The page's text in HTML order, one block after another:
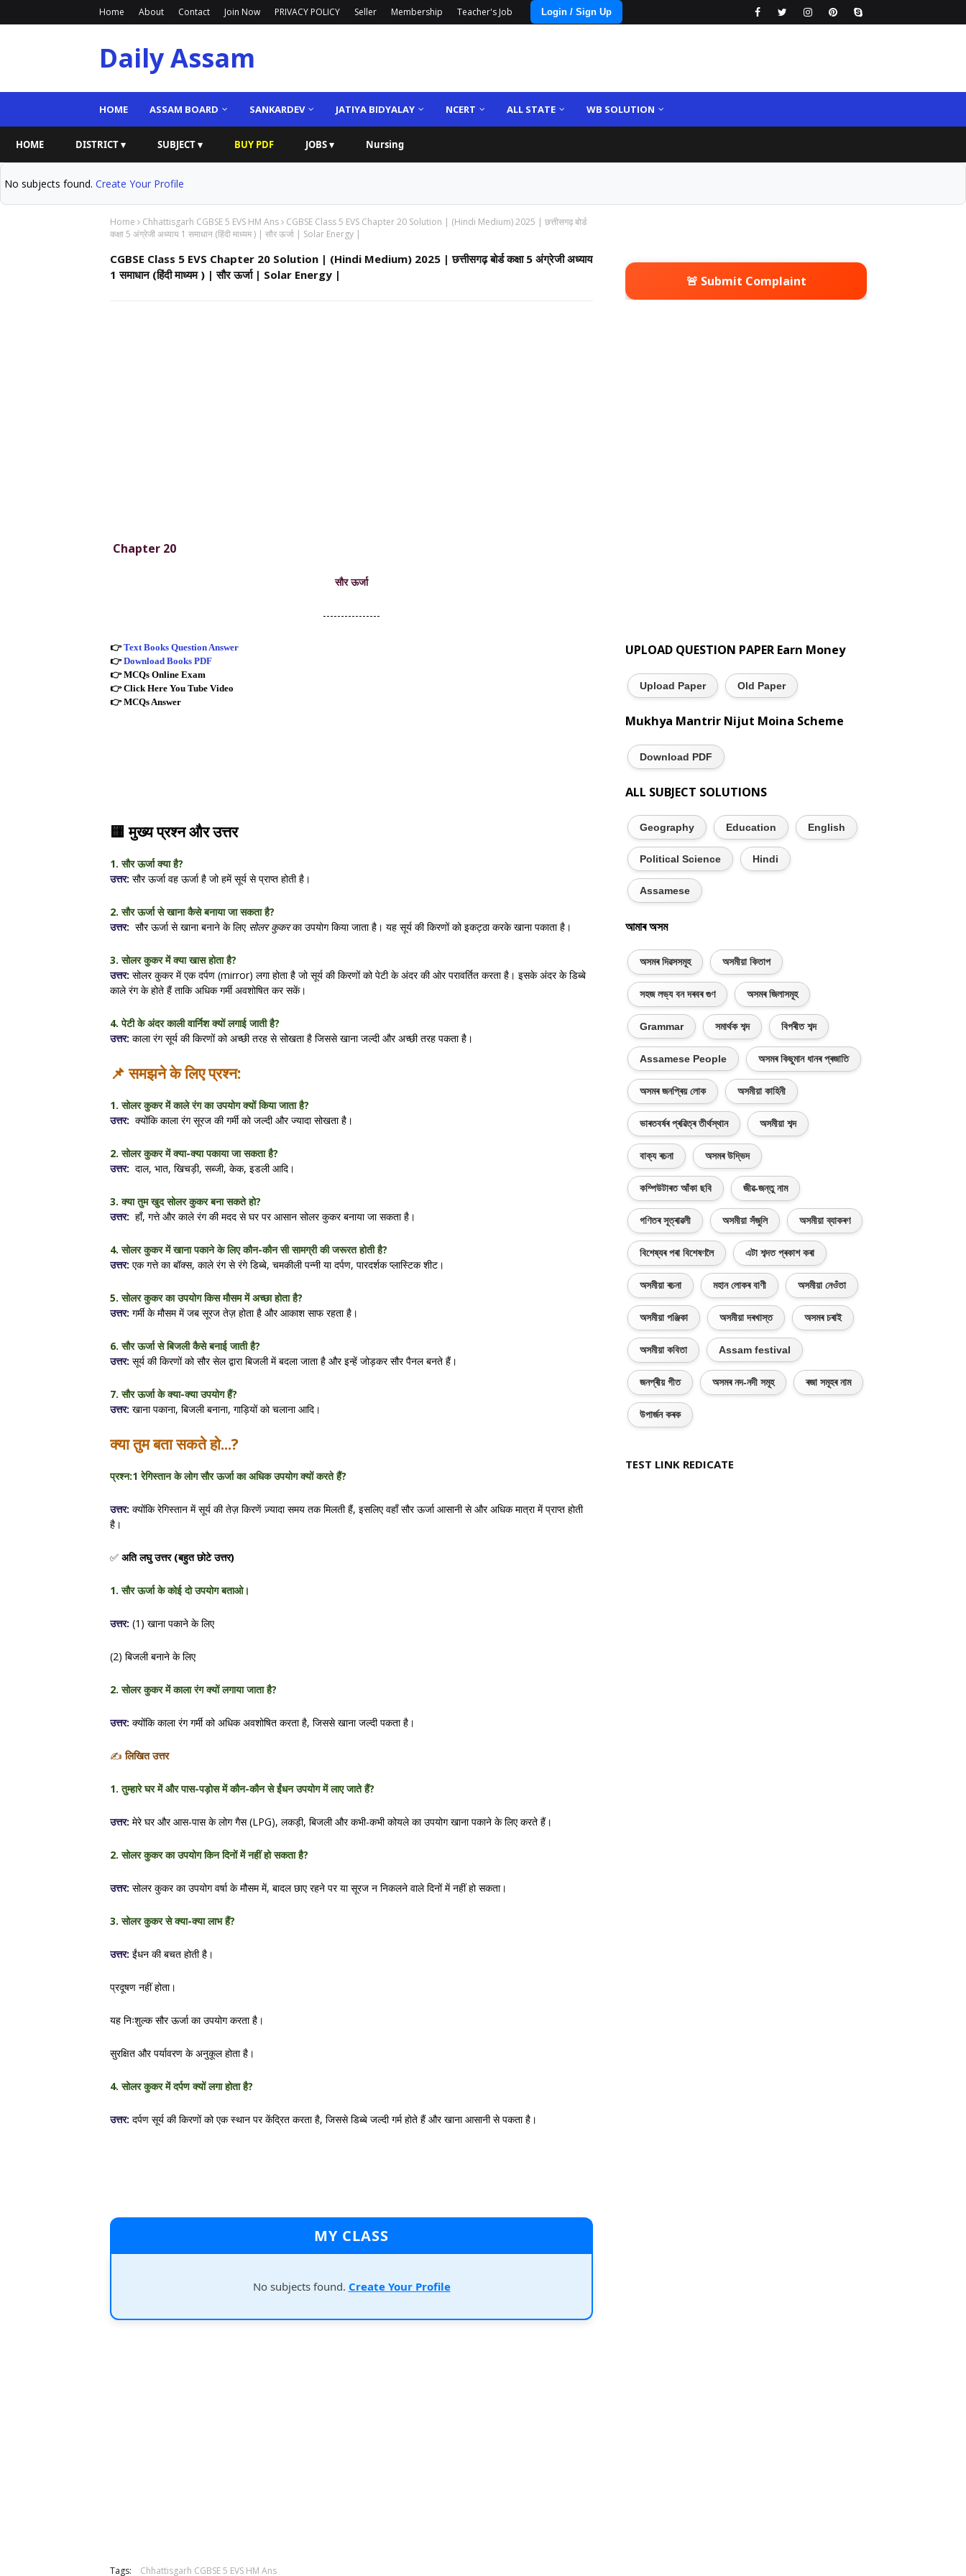
Home About Contact Join Now PRIVACY POLICY Seller Membership Teacher's Job Login / Sign Up
Daily Assam
HOME ASSAM BOARD SANKARDEV JATIYA BIDYALAY NCERT ALL STATE WB SOLUTION
HOME DISTRICT ▾ SUBJECT ▾ BUY PDF JOBS ▾ Nursing
No subjects found. Create Your Profile
Home Chhattisgarh CGBSE 5 EVS HM Ans
CGBSE Class 5 EVS Chapter 20 Solution | (Hindi Medium) 2025 | छत्तीसगढ़ बोर्ड
कक्षा 5 अंग्रेजी अध्याय 1 समाधान (हिंदी माध्यम ) | सौर ऊर्जा | Solar Energy |
CGBSE Class 5 EVS Chapter 20 Solution | (Hindi Medium) 2025 | छत्तीसगढ़ बोर्ड कक्षा 5 अंग्रेजी अध्याय
1 समाधान (हिंदी माध्यम ) | सौर ऊर्जा | Solar Energy |
Chapter 20
सौर ऊर्जा
----------------
👉 Text Books Question Answer
👉 Download Books PDF
👉MCQs Online Exam
👉Click Here You Tube Video
👉MCQs Answer
🟨मुख्य प्रश्न और उत्तर
1. सौर ऊर्जा क्या है?
उत्तर: सौर ऊर्जा वह ऊर्जा है जो हमें सूर्य से प्राप्त होती है।
2. सौर ऊर्जा से खाना कैसे बनाया जा सकता है?
उत्तर: सौर ऊर्जा से खाना बनाने के लिए सोलर कुकरका उपयोग किया जाता है। यह सूर्य की किरणों को इकट्ठा करके खाना पकाता है।
3. सोलर कुकर में क्या खास होता है?
उत्तर: सोलर कुकर में एक दर्पण (mirror) लगा होता है जो सूर्य की किरणों को पेटी के अंदर की ओर परावर्तित करता है। इसके अंदर के डिब्बे
काले रंग के होते हैं ताकि अधिक गर्मी अवशोषित कर सकें।
4. पेटी के अंदर काली वार्निश क्यों लगाई जाती है?
उत्तर: काला रंग सूर्य की किरणों को अच्छी तरह से सोखता है जिससे खाना जल्दी और अच्छी तरह पकता है।
📌 समझने के लिए प्रश्न:
1. सोलर कुकर में काले रंग का उपयोग क्यों किया जाता है?
उत्तर: क्योंकि काला रंग सूरज की गर्मी को जल्दी और ज्यादा सोखता है।
2. सोलर कुकर में क्या-क्या पकाया जा सकता है?
उत्तर: दाल, भात, खिचड़ी, सब्जी, केक, इडली आदि।
3. क्या तुम खुद सोलर कुकर बना सकते हो?
उत्तर: हाँ, गत्ते और काले रंग की मदद से घर पर आसान सोलर कुकर बनाया जा सकता है।
4. सोलर कुकर में खाना पकाने के लिए कौन-कौन सी सामग्री की जरूरत होती है?
उत्तर: एक गत्ते का बॉक्स, काले रंग से रंगे डिब्बे, चमकीली पन्नी या दर्पण, पारदर्शक प्लास्टिक शीट।
5. सोलर कुकर का उपयोग किस मौसम में अच्छा होता है?
उत्तर: गर्मी के मौसम में जब सूरज तेज़ होता है और आकाश साफ रहता है।
6. सौर ऊर्जा से बिजली कैसे बनाई जाती है?
उत्तर: सूर्य की किरणों को सौर सेल द्वारा बिजली में बदला जाता है और इन्हें जोड़कर सौर पैनल बनते हैं।
7. सौर ऊर्जा के क्या-क्या उपयोग हैं?
उत्तर: खाना पकाना, बिजली बनाना, गाड़ियों को चलाना आदि।
क्या तुम बता सकते हो...?
प्रश्न:1रेगिस्तान के लोग सौर ऊर्जा का अधिक उपयोग क्यों करते हैं?
उत्तर: क्योंकि रेगिस्तान में सूर्य की तेज़ किरणें ज़्यादा समय तक मिलती हैं, इसलिए वहाँ सौर ऊर्जा आसानी से और अधिक मात्रा में प्राप्त होती
है।
✅ अति लघु उत्तर (बहुत छोटे उत्तर)
1. सौर ऊर्जा के कोई दो उपयोग बताओ।
उत्तर: (1) खाना पकाने के लिए
(2) बिजली बनाने के लिए
2. सोलर कुकर में काला रंग क्यों लगाया जाता है?
उत्तर: क्योंकि काला रंग गर्मी को अधिक अवशोषित करता है, जिससे खाना जल्दी पकता है।
✍️लिखित उत्तर
1. तुम्हारे घर में और पास-पड़ोस में कौन-कौन से ईंधन उपयोग में लाए जाते हैं?
उत्तर: मेरे घर और आस-पास के लोग गैस (LPG), लकड़ी, बिजली और कभी-कभी कोयले का उपयोग खाना पकाने के लिए करते हैं।
2. सोलर कुकर का उपयोग किन दिनों में नहीं हो सकता है?
उत्तर: सोलर कुकर का उपयोग वर्षा के मौसम में, बादल छाए रहने पर या सूरज न निकलने वाले दिनों में नहीं हो सकता।
3. सोलर कुकर से क्या-क्या लाभ हैं?
उत्तर: ईंधन की बचत होती है।
प्रदूषण नहीं होता।
यह निःशुल्क सौर ऊर्जा का उपयोग करता है।
सुरक्षित और पर्यावरण के अनुकूल होता है।
4. सोलर कुकर में दर्पण क्यों लगा होता है?
उत्तर: दर्पण सूर्य की किरणों को एक स्थान पर केंद्रित करता है, जिससे डिब्बे जल्दी गर्म होते हैं और खाना आसानी से पकता है।
MY CLASS
No subjects found. Create Your Profile
Tags: Chhattisgarh CGBSE 5 EVS HM Ans
🚨 Submit Complaint
UPLOAD QUESTION PAPER Earn Money
Upload Paper Old Paper
Mukhya Mantrir Nijut Moina Scheme
Download PDF
ALL SUBJECT SOLUTIONS
Geography Education English
Political Science Hindi
Assamese
আমাৰ অসম
অসমৰ দিৱসসমূহ অসমীয়া কিতাপ
সহজ লভ্য বন দৰবৰ গুণ অসমৰ জিলাসমূহ
Grammar সমাৰ্থক শব্দ বিপৰীত শব্দ
Assamese People অসমৰ কিছুমান ধানৰ প্ৰজাতি
অসমৰ জনপ্ৰিয় লোক অসমীয়া কাহিনী
ভাৰতবৰ্ষৰ প্ৰৱিত্ৰ তীৰ্থস্থান অসমীয়া শব্দ
বাক্য ৰচনা অসমৰ উদ্ভিদ
কম্পিউটাৰত আঁকা ছবি জীৱ-জন্তু নাম
গণিতৰ সূত্ৰাৱলী অসমীয়া সঁজুলি অসমীয়া ব্যাকৰণ
বিশেষ্যৰ পৰা বিশেষণলৈ এটা শব্দত প্ৰকাশ কৰা
অসমীয়া ৰচনা মহান লোকৰ বাণী অসমীয়া নেওঁতা
অসমীয়া পঞ্জিকা অসমীয়া দৰখাস্ত অসমৰ চৰাই
অসমীয়া কবিতা Assam festival
জনপ্ৰীয় গীত অসমৰ নদ-নদী সমূহ ৰজা সমূহৰ নাম
উপাৰ্জন কৰক
TEST LINK REDICATE